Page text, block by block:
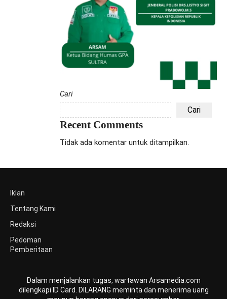
Cari
Cari
Recent Comments
Tidak ada komentar untuk ditampilkan.
Iklan
Tentang Kami
Redaksi
Pedoman
Pemberitaan
Dalam menjalankan tugas, wartawan Arsamedia.com
dilengkapi ID Card. DILARANG meminta dan menerima uang